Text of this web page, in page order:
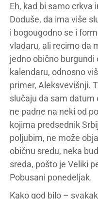
Eh, kad bi samo crkva
Doduše, da ima više
i bogougodno se i
vladaru, ali recimo da
jedno obično burgundi
kalendaru, odnosno
primer, Aleksvevišnji.
slučaju da sam datum
ne padne na neki od
kojima predsednik
poljubim, ne može
običnu sredu, neka
sreda, pošto je Veliki
Pobusani ponedeljak.
Kako god bilo –